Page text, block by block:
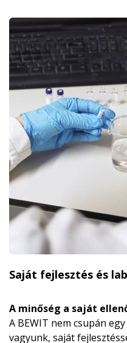
Saját fejlesztés és
A minőség a saját
A BEWIT nem csupán
vagyunk, saját